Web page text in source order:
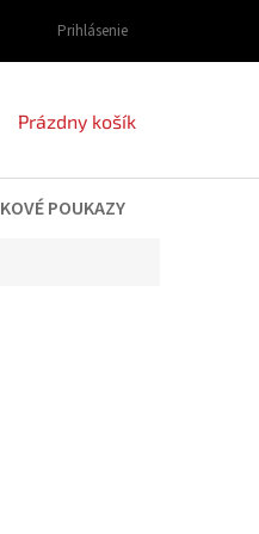
PODMIENKY
Prihlásenie
NÁKUPNÝ
Prázdny košík
POUKAZY